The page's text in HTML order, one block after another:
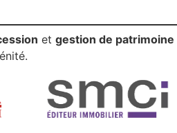
et gestion de patrimoine